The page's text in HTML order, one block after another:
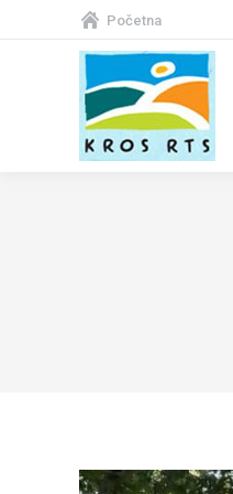
Početna